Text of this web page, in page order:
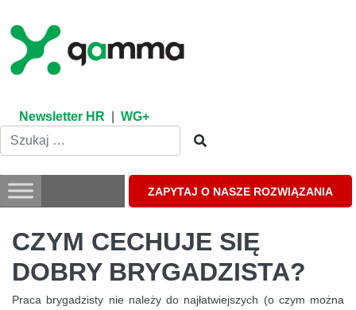
content
Newsletter HR WG+
ZAPYTAJ O NASZE ROZWIĄZANIA
CZYM CECHUJE SIĘ
DOBRY BRYGADZISTA?
Praca brygadzisty nie należy do najłatwiejszych (o czym można